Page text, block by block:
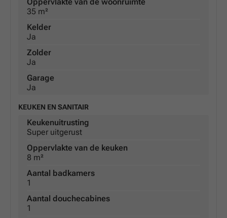
35 m²
Kelder
Ja
Zolder
Ja
Garage
Ja
KEUKEN EN SANITAIR
Keukenuitrusting
Super uitgerust
Oppervlakte van de keuken
8 m²
Aantal badkamers
1
Aantal douchecabines
1